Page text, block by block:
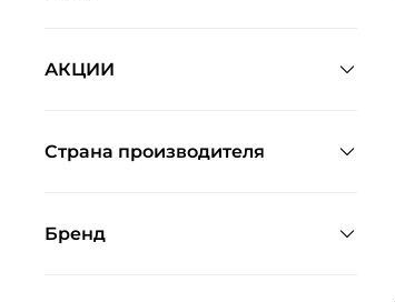
АКЦИИ
Страна производителя
Бренд